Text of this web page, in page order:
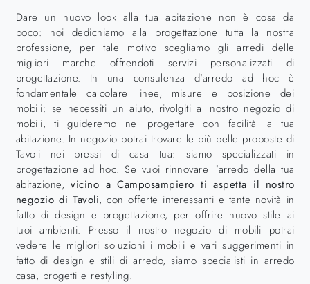
Dare un nuovo look alla tua abitazione non è cosa da
poco: noi dedichiamo alla progettazione tutta la nostra
professione, per tale motivo scegliamo gli arredi delle
migliori marche offrendoti servizi personalizzati di
progettazione. In una consulenza d’arredo ad hoc è
fondamentale calcolare linee, misure e posizione dei
mobili: se necessiti un aiuto, rivolgiti al nostro negozio di
mobili, ti guideremo nel progettare con facilità la tua
abitazione. In negozio potrai trovare le più belle proposte di
Tavoli nei pressi di casa tua: siamo specializzati in
progettazione ad hoc. Se vuoi rinnovare l’arredo della tua
abitazione,vicino a Camposampiero ti aspetta il nostro
negozio di Tavoli, con offerte interessanti e tante novità in
fatto di design e progettazione, per offrire nuovo stile ai
tuoi ambienti. Presso il nostro negozio di mobili potrai
vedere le migliori soluzioni i mobili e vari suggerimenti in
fatto di design e stili di arredo, siamo specialisti in arredo
casa, progetti e restyling.